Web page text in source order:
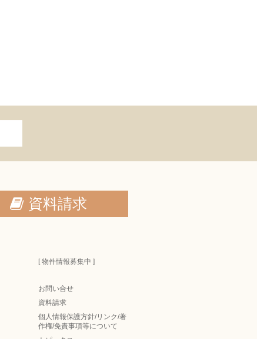
資料請求
[ 物件情報募集中 ]
お問い合せ
資料請求
個人情報保護方針/リンク/著
作権/免責事項等について